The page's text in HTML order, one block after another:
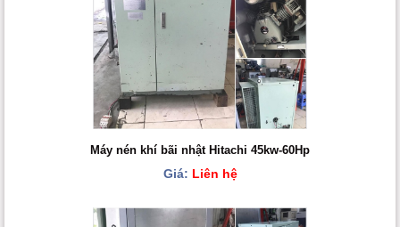
Máy nén khí bãi nhật Hitachi 45kw-60Hp
Giá: Liên hệ